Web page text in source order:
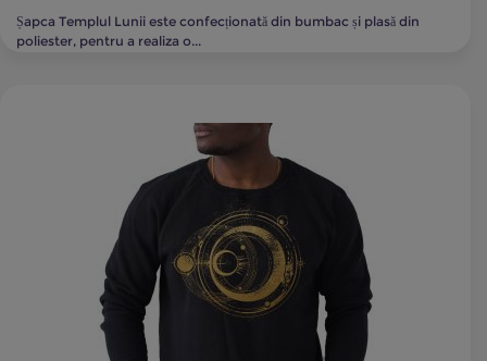
Șapca Templul Lunii este confecționată din bumbac și plasă din
poliester, pentru a realiza o...